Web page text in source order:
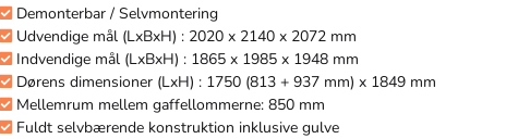
Demonterbar / Selvmontering
Udvendige mål (LxBxH) : 2020 x 2140 x 2072 mm
Indvendige mål (LxBxH) : 1865 x 1985 x 1948 mm
Dørens dimensioner (LxH) : 1750 (813 + 937 mm) x 1849 mm
Mellemrum mellem gaffellommerne: 850 mm
Fuldt selvbærende konstruktion inklusive gulve